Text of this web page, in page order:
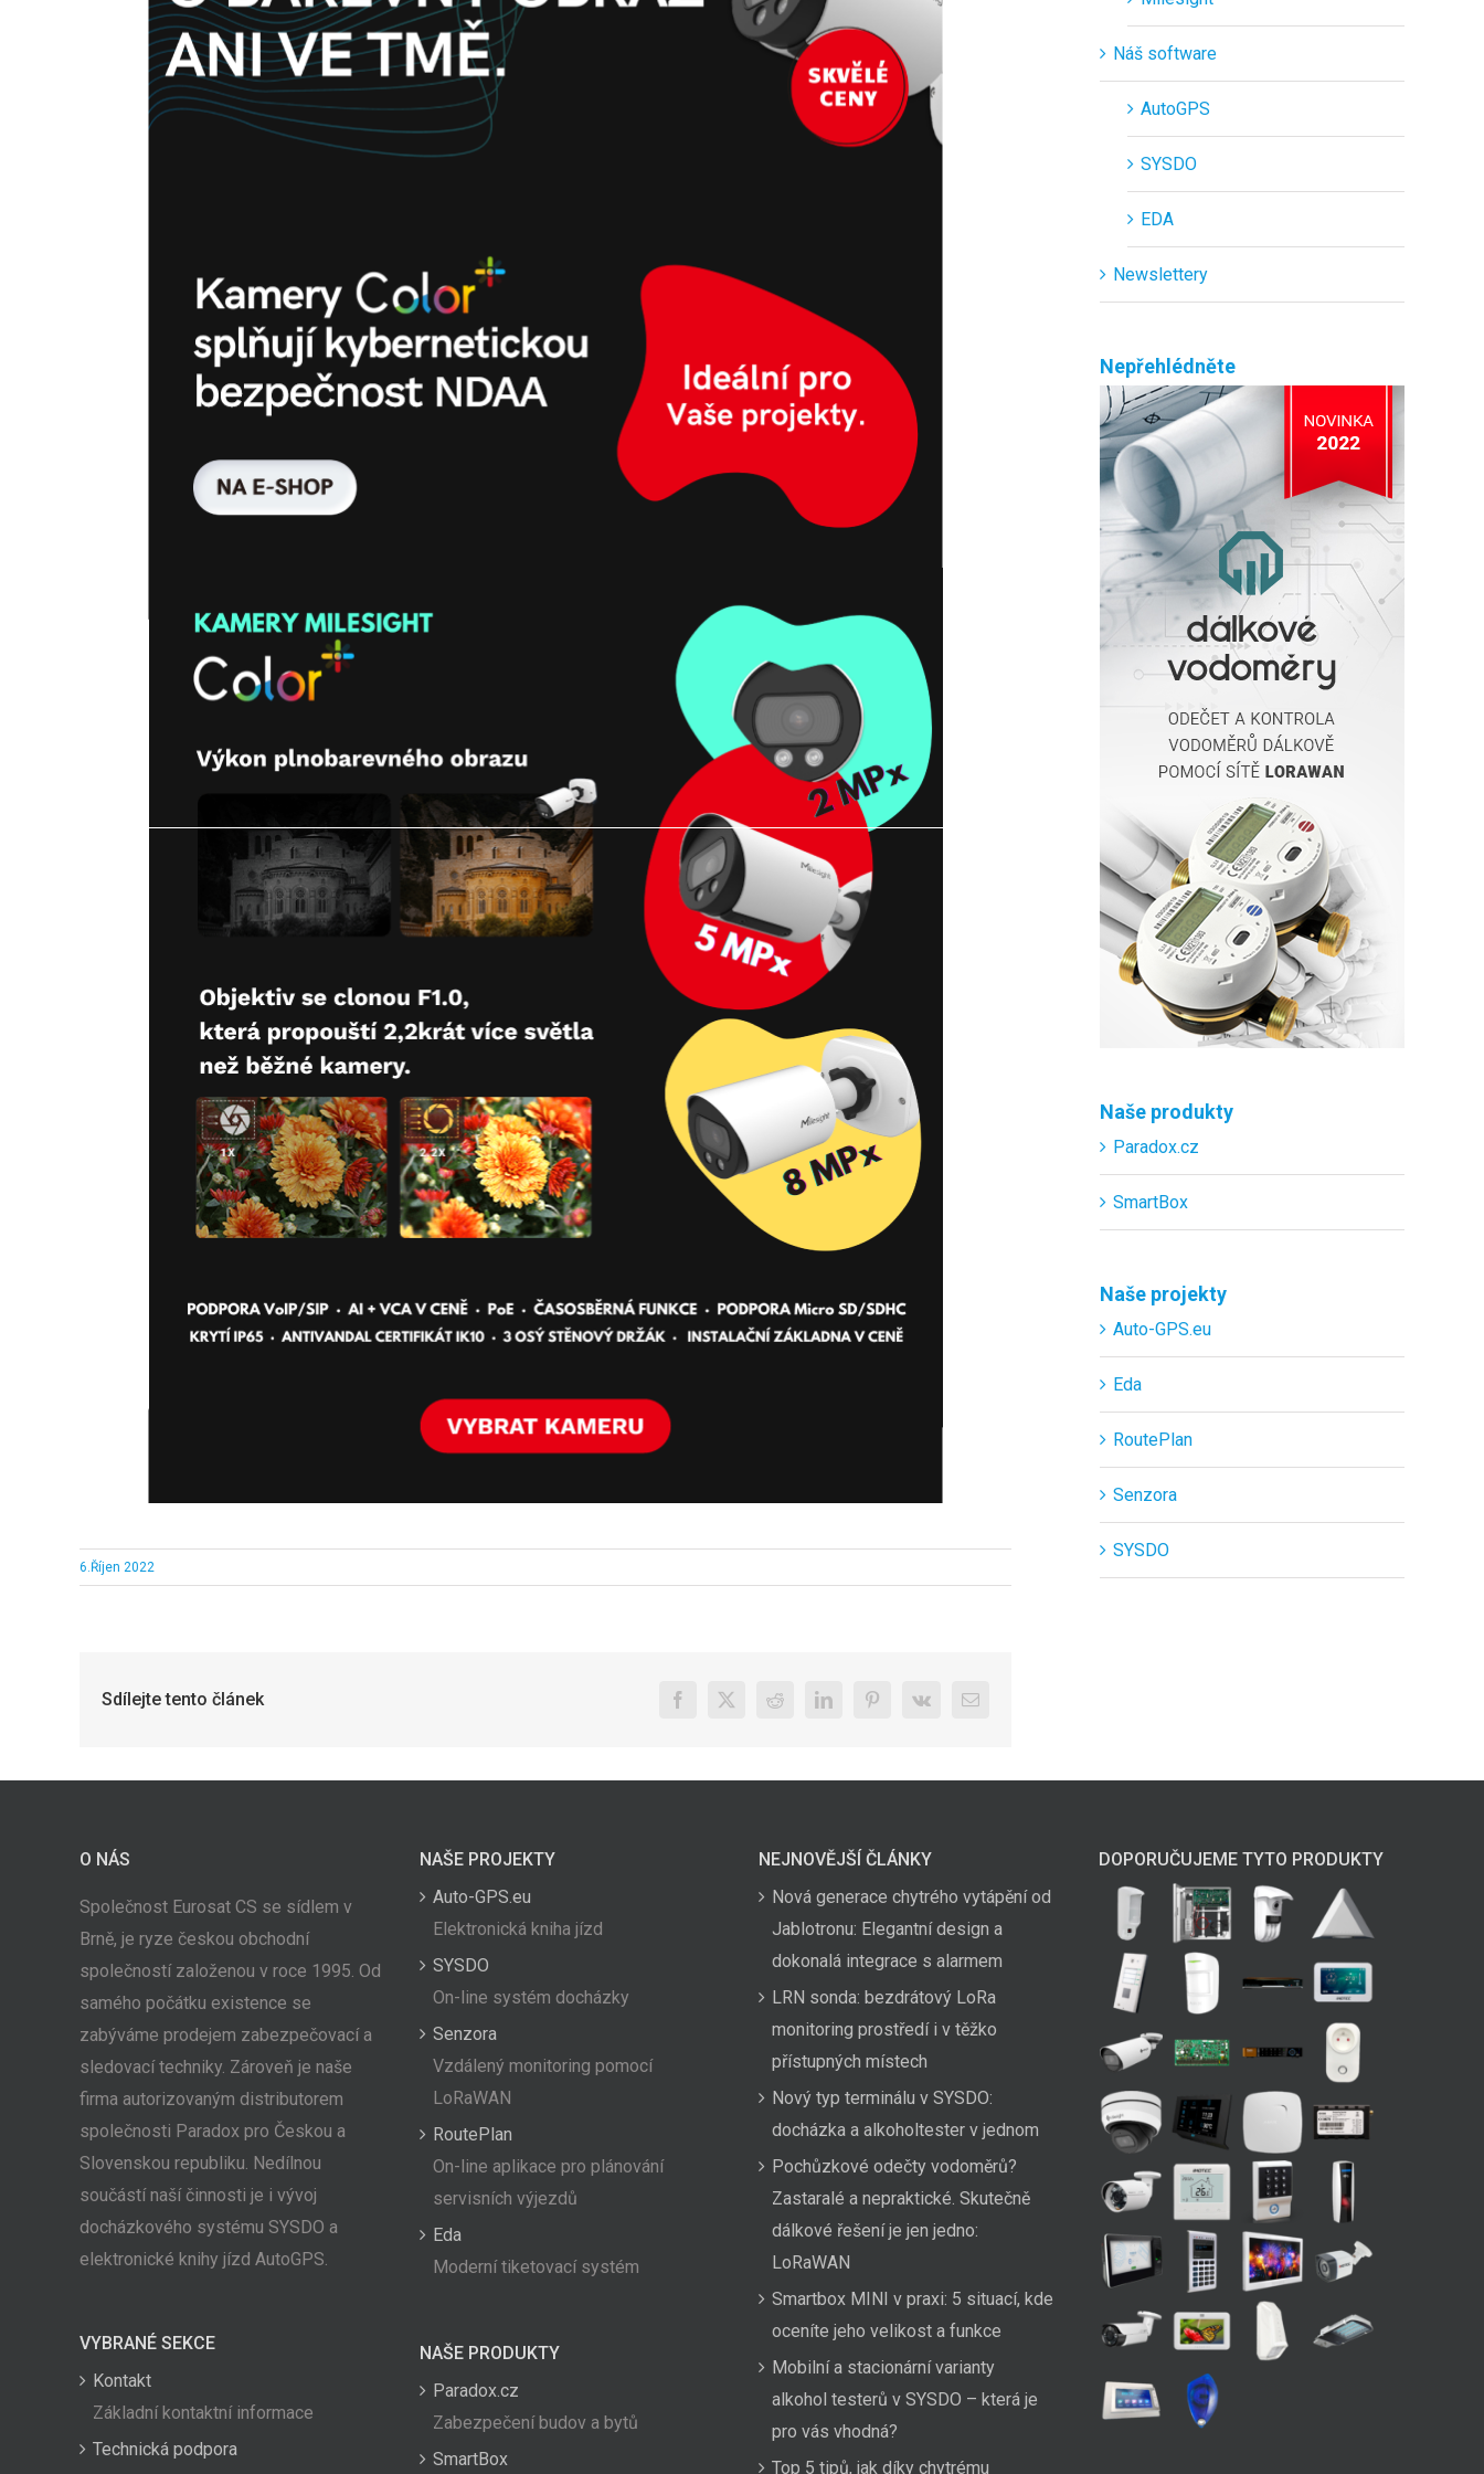
6.Říjen 2022
Sdílejte tento článek Facebook
X Reddit LinkedInPinterest
Vk
E-
Náš software
AutoGPS
SYSDO
EDA
Newslettery
Nepřehlédněte
Naše produkty
Paradox.cz
SmartBox
Naše projekty
Auto-GPS.eu
Eda
RoutePlan
Senzora
SYSDO
O NÁS
Společnost Eurosat CS se sídlem v
Brně, je ryze českou obchodní
společností založenou v roce 1995. Od
samého počátku existence se
zabýváme prodejem zabezpečovací a
sledovací techniky. Zároveň je naše
firma autorizovaným distributorem
společnosti Paradox pro Českou a
Slovenskou republiku. Nedílnou
součástí naší činnosti je i vývoj
docházkového systému SYSDO a
elektronické knihy jízd AutoGPS.
VYBRANÉ SEKCE
Kontakt
Základní kontaktní informace
Technická podpora
NAŠE PROJEKTY
Auto-GPS.eu
Elektronická kniha jízd
SYSDO
On-line systém docházky
Senzora
Vzdálený monitoring pomocí
LoRaWAN
RoutePlan
On-line aplikace pro plánování
servisních výjezdů
Eda
Moderní tiketovací systém
NAŠE PRODUKTY
Paradox.cz
Zabezpečení budov a bytů
SmartBox
NEJNOVĚJŠÍ ČLÁNKY
Nová generace chytrého vytápění od
Jablotronu: Elegantní design a
dokonalá integrace s alarmem
LRN sonda: bezdrátový LoRa
monitoring prostředí i v těžko
přístupných místech
Nový typ terminálu v SYSDO:
docházka a alkoholtester v jednom
Pochůzkové odečty vodoměrů?
Zastaralé a nepraktické. Skutečně
dálkové řešení je jen jedno:
LoRaWAN
Smartbox MINI v praxi: 5 situací, kde
oceníte jeho velikost a funkce
Mobilní a stacionární varianty
alkohol testerů v SYSDO – která je
pro vás vhodná?
Top 5 tipů, jak díky chytrému
DOPORUČUJEME TYTO PRODUKTY